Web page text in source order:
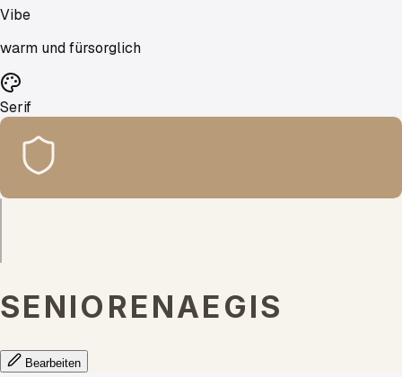
Vibe
warm und fürsorglich
Serif
SENIORENAEGIS
Bearbeiten